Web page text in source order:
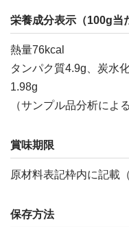
栄養成分表示（100g当
熱量76kcal
タンパク質4.9g、炭水
1.98g
（サンプル品分析によ
賞味期限
原材料表記枠内に記載
保存方法